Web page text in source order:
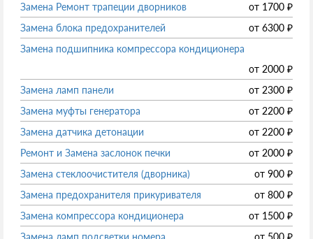
Замена Ремонт трапеции дворников
от 1700 ₽
Замена блока предохранителей
от 6300 ₽
Замена подшипника компрессора кондиционера
от 2000 ₽
Замена ламп панели
от 2300 ₽
Замена муфты генератора
от 2200 ₽
Замена датчика детонации
от 2200 ₽
Ремонт и Замена заслонок печки
от 2000 ₽
Замена стеклоочистителя (дворника)
от 900 ₽
Замена предохранителя прикуривателя
от 800 ₽
Замена компрессора кондиционера
от 1500 ₽